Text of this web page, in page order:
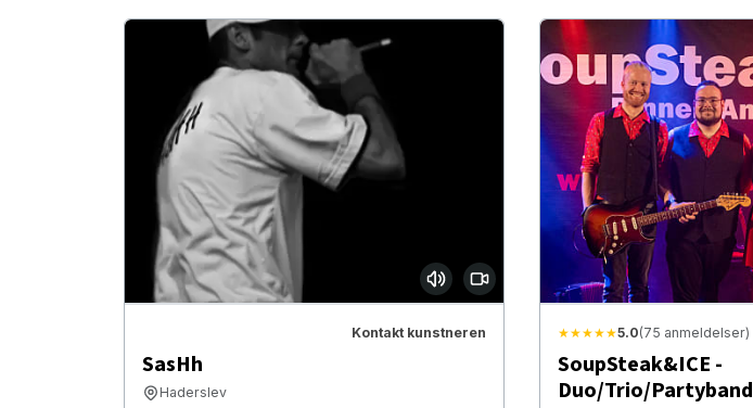
Kontakt kunstneren
SasHh
Haderslev
★★★★★5.0(75 anmeldelser)
SoupSteak&ICE -
Duo/Trio/Partyband